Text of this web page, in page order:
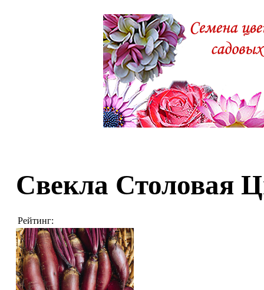
Свекла Столовая
Рейтинг: